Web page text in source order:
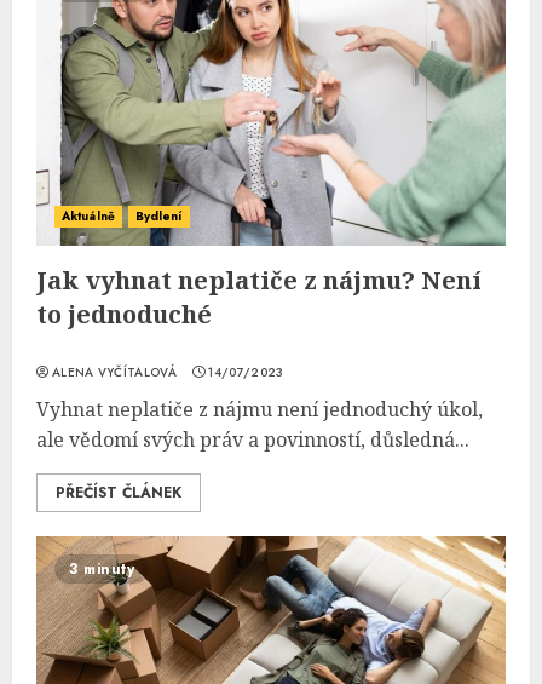
Aktuálně Bydlení
Jak vyhnat neplatiče z nájmu? Není
to jednoduché
ALENA VYČÍTALOVÁ 14/07/2023
Vyhnat neplatiče z nájmu není jednoduchý úkol,
ale vědomí svých práv a povinností, důsledná...
PŘEČÍST ČLÁNEK
3 minuty